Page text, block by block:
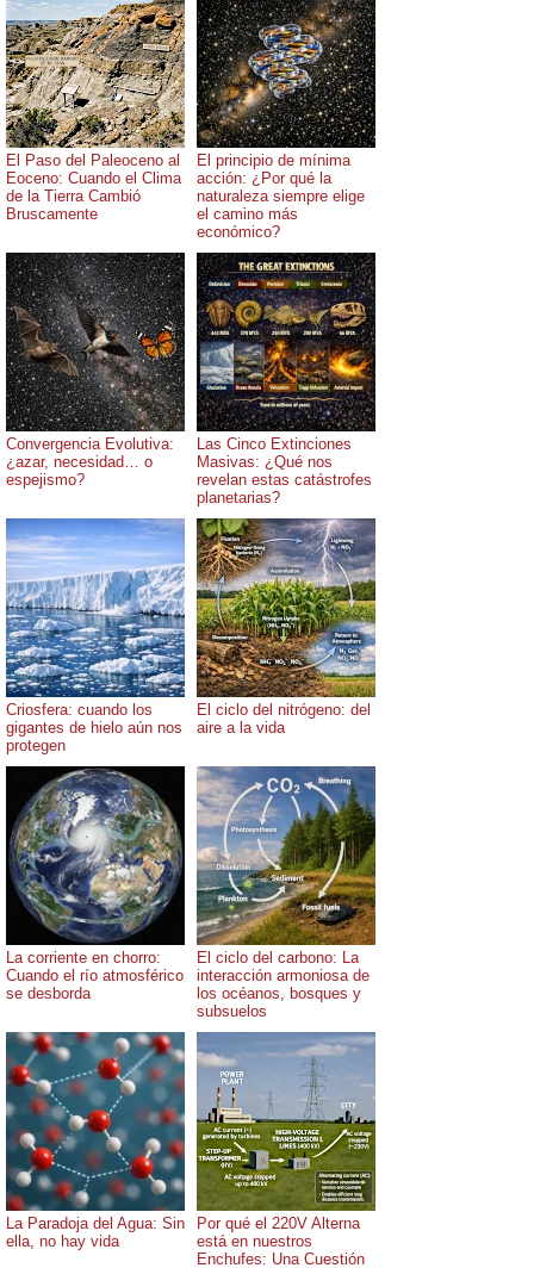
El Paso del Paleoceno al
Eoceno: Cuando el Clima
de la Tierra Cambió
Bruscamente
El principio de mínima
acción: ¿Por qué la
naturaleza siempre elige
el camino más
económico?
Convergencia Evolutiva:
¿azar, necesidad… o
espejismo?
Las Cinco Extinciones
Masivas: ¿Qué nos
revelan estas catástrofes
planetarias?
Criosfera: cuando los
gigantes de hielo aún nos
protegen
El ciclo del nitrógeno: del
aire a la vida
La corriente en chorro:
Cuando el río atmosférico
se desborda
El ciclo del carbono: La
interacción armoniosa de
los océanos, bosques y
subsuelos
La Paradoja del Agua: Sin
ella, no hay vida
Por qué el 220V Alterna
está en nuestros
Enchufes: Una Cuestión